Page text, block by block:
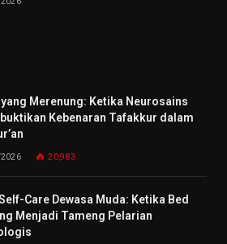
Merenung: Ketika Neurosains
Kebenaran Tafakkur dalam
20,983
Self-Care Dewasa Muda: Ketika Bed
Menjadi Tameng Pelarian